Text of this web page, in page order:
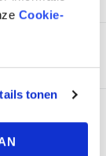
Cookie-
tonen